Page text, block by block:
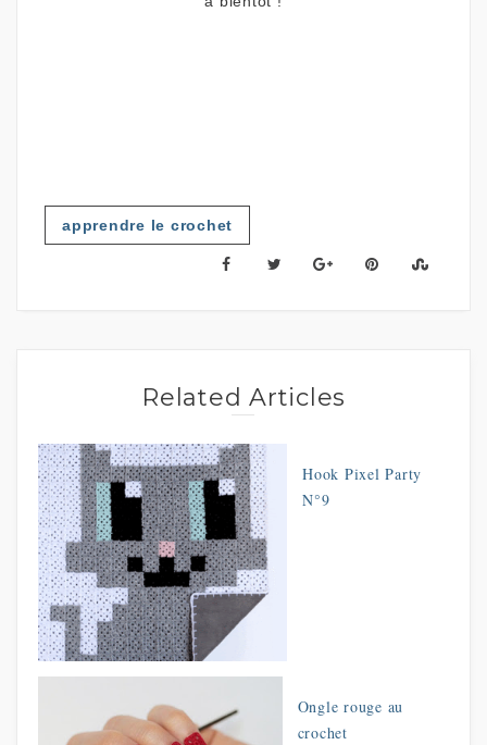
apprendre le crochet
Related Articles
Hook Pixel Party
N°9
Ongle rouge au
crochet